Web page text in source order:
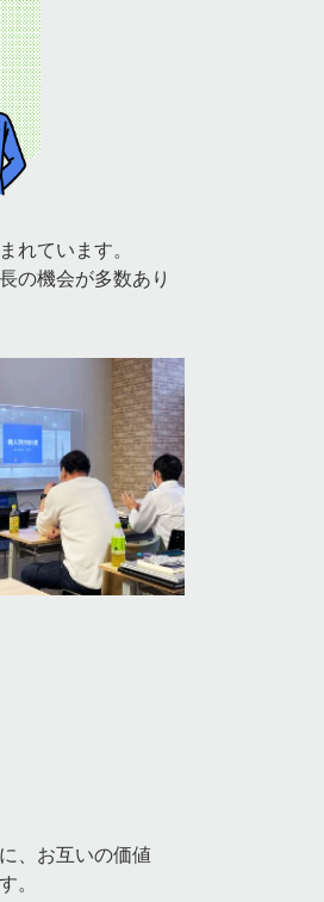
れています。
の機会が多数あり
、お互いの価値
。